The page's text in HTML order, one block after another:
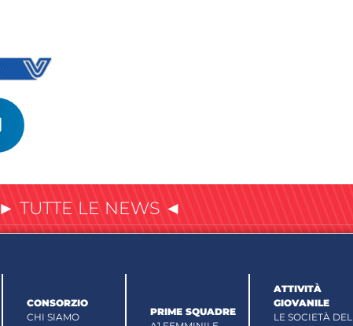
TUTTE LE NEWS ◄
CONSORZIO
CHI SIAMO
PRIME SQUADRE
ATTIVITÀ
GIOVANILE
LE SOCIETÀ DEL